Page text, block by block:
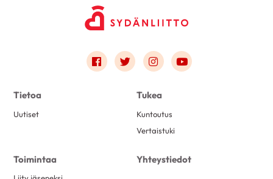
Link to facebook
Link to twitter
Link to instagram
Link to youtube
Tietoa
Uutiset
Tukea
Kuntoutus
Vertaistuki
Toimintaa Yhteystiedot